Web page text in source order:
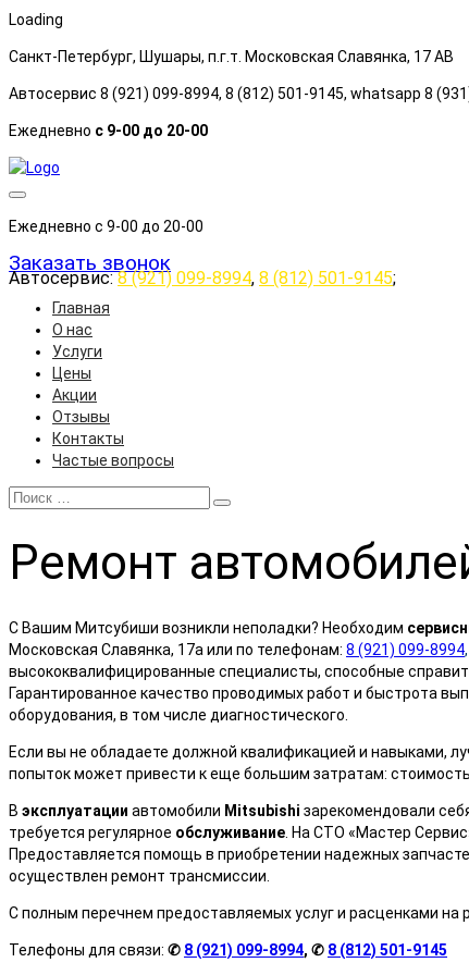
Loading
Санкт-Петербург, Шушары, п.г.т. Московская Славянка, 17 АB
Автосервис 8 (921) 099-8994, 8 (812) 501-9145, whatsapp 8
Ежедневно с 9-00 до 20-00
Ежедневно с 9-00 до 20-00
Заказать звонок
Автосервис:8 (921) 099-8994, 8 (812) 501-9145;
Главная
О нас
Услуги
Цены
Акции
Отзывы
Контакты
Частые вопросы
Ремонт
С Вашим Митсубиши возникли неполадки? Необходим
Московская Славянка, 17а или по телефонам: 8 (921) 099-8994,
высококвалифицированные специалисты, способные
Гарантированное качество проводимых работ и быстрота
оборудования, в том числе диагностического.
Если вы не обладаете должной квалификацией и навыками,
попыток может привести к еще большим затратам: стоимость
В эксплуатации автомобили M itsubishi зарекомендовали
требуется регулярное обслуживание . На СТО «Мастер
Предоставляется помощь в приобретении надежных
осуществлен ремонт трансмиссии.
С полным перечнем предоставляемых услуг и расценками
Телефоны для связи: ✆ 8 (921) 099-8994, ✆ 8 (812) 501-9145